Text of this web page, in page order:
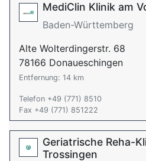
MediClin Klinik am
Baden-Württemberg
Alte Wolterdingerstr. 68
78166 Donaueschingen
Entfernung: 14 km
Telefon +49 (771) 8510
Fax +49 (771) 851222
Geriatrische Reha-
Trossingen